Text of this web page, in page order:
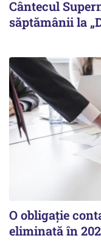
Cântecul
săptămânii la
O obligație
eliminată în